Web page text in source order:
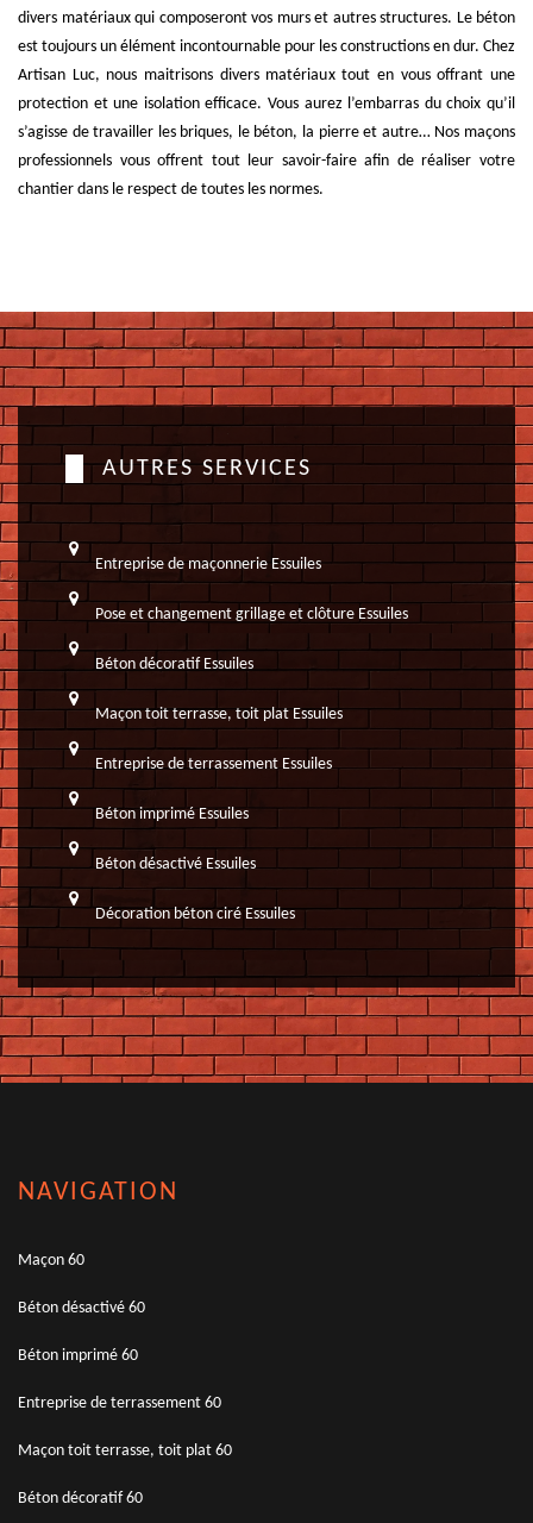
divers matériaux qui composeront vos murs et autres structures. Le béton
est toujours un élément incontournable pour les constructions en dur. Chez
Artisan Luc, nous maitrisons divers matériaux tout en vous offrant une
protection et une isolation efficace. Vous aurez l’embarras du choix qu’il
s’agisse de travailler les briques, le béton, la pierre et autre… Nos maçons
professionnels vous offrent tout leur savoir-faire afin de réaliser votre
chantier dans le respect de toutes les normes.
AUTRES SERVICES
Entreprise de maçonnerie Essuiles
Pose et changement grillage et clôture Essuiles
Béton décoratif Essuiles
Maçon toit terrasse, toit plat Essuiles
Entreprise de terrassement Essuiles
Béton imprimé Essuiles
Béton désactivé Essuiles
Décoration béton ciré Essuiles
NAVIGATION
Maçon 60
Béton désactivé 60
Béton imprimé 60
Entreprise de terrassement 60
Maçon toit terrasse, toit plat 60
Béton décoratif 60